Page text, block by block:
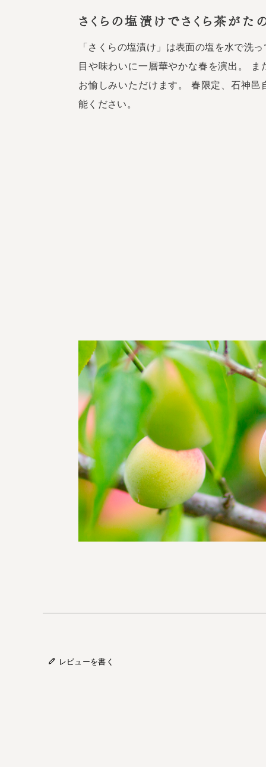
さくらの塩漬けでさくら茶がた
「さくらの塩漬け」は表面の塩を水で洗
目や味わいに一層華やかな春を演出。
お愉しみいただけます。 春限定、石神邑
能ください。
レビューを書く